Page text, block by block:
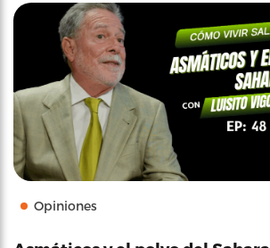
Opiniones